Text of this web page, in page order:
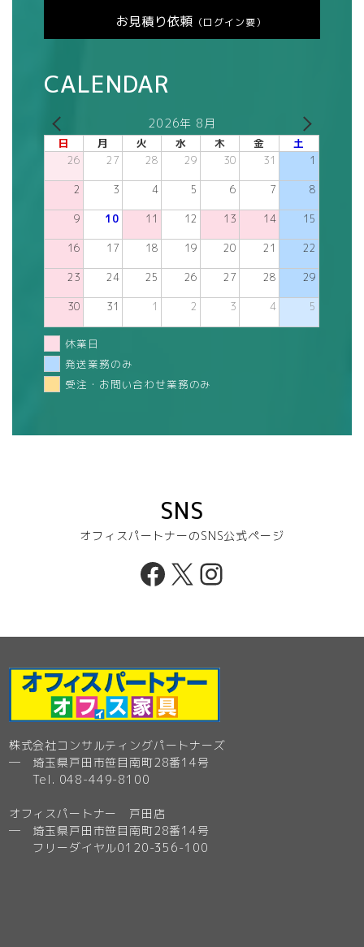
お見積り依頼 （ログイン要）
CALENDAR
2026年 8月
日 月 火 水 木 金 土
26 27 28 29 30 31 1
2 3 4 5 6 7 8
9 10 11 12 13 14 15
16 17 18 19 20 21 22
23 24 25 26 27 28 29
30 31 1 2 3 4 5
休業日
発送業務のみ
受注・お問い合わせ業務のみ
SNS
オフィスパートナーのSNS公式ページ
Facebook
X Instagram
株式会社コンサルティングパートナーズ
─ 埼玉県戸田市笹目南町28番14号
Tel. 048-449-8100
オフィスパートナー 戸田店
─ 埼玉県戸田市笹目南町28番14号
フリーダイヤル0120-356-100